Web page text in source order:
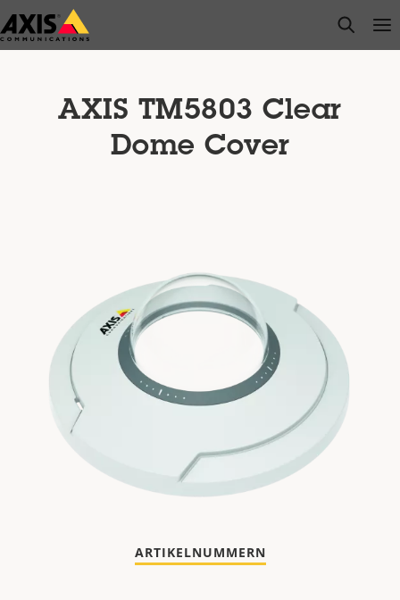
Zum
Hauptinhalt
open
AXIS TM5803 Clear
Dome Cover
ARTIKELNUMMERN